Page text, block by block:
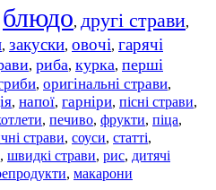
блюдо, другі страви,
, закуски, овочі, гарячі
, риба, курка, перші
, оригінальні страви,
, напої, гарніри, пісні страви,
, печиво, фрукти, піца,
страви, соуси, статті,
, швидкі страви, рис, дитячі
, макарони